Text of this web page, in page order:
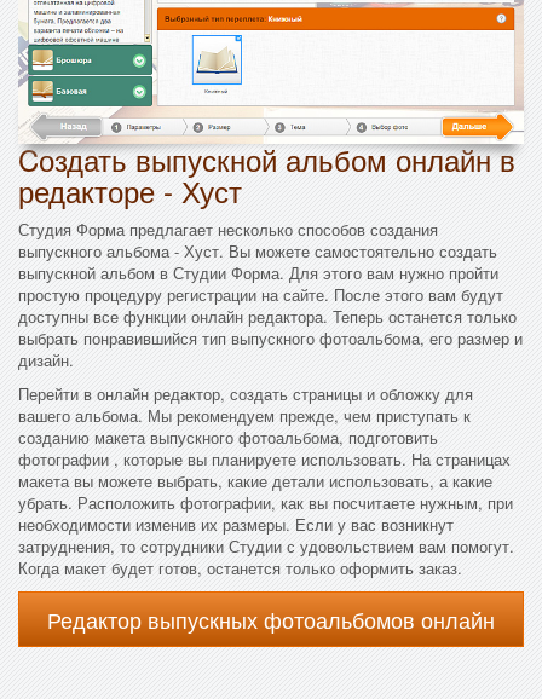
Cоздать выпускной альбом онлайн в
редакторе - Хуст
Студия Форма предлагает несколько способов создания
выпускного альбома - Хуст. Вы можете самостоятельно создать
выпускной альбом в Студии Форма. Для этого вам нужно пройти
простую процедуру регистрации на сайте. После этого вам будут
доступны все функции онлайн редактора. Теперь останется только
выбрать понравившийся тип выпускного фотоальбома, его размер и
дизайн.
Перейти в онлайн редактор, создать страницы и обложку для
вашего альбома. Мы рекомендуем прежде, чем приступать к
созданию макета выпускного фотоальбома, подготовить
фотографии , которые вы планируете использовать. На страницах
макета вы можете выбрать, какие детали использовать, а какие
убрать. Расположить фотографии, как вы посчитаете нужным, при
необходимости изменив их размеры. Если у вас возникнут
затруднения, то сотрудники Студии с удовольствием вам помогут.
Когда макет будет готов, останется только оформить заказ.
Редактор выпускных фотоальбомов онлайн